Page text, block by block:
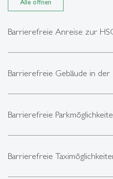
Alle öffnen
Barrierefreie Anreise zur
Barrierefreie Gebäude in der
Barrierefreie
Barrierefreie